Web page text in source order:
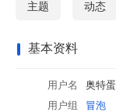
主题 动态
基本资料
用户名
奥特蛋
用户组
冒泡